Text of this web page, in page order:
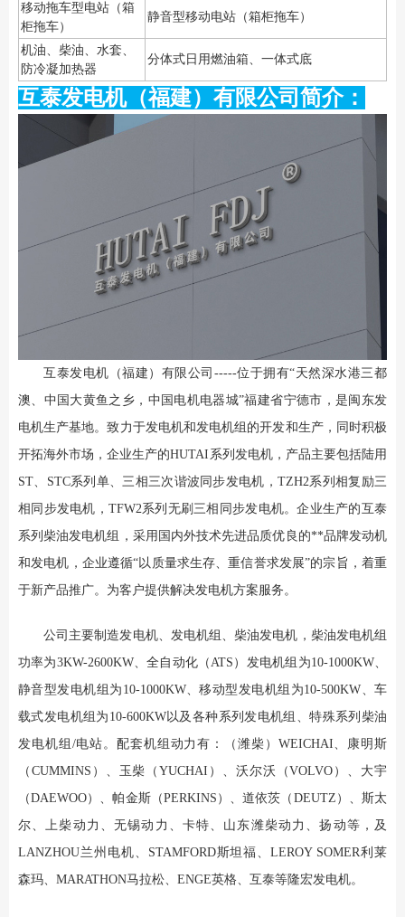
移动拖车型电站（箱
柜拖车）
静音型移动电站（箱柜拖车）
机油、柴油、水套、
防冷凝加热器
分体式日用燃油箱、一体式底
互泰发电机（福建）有限公司简介：
互泰发电机（福建）有限公司-----位于拥有“天然深水港三都
澳、中国大黄鱼之乡，中国电机电器城”福建省宁德市，是闽东发
电机生产基地。致力于发电机和发电机组的开发和生产，同时积极
开拓海外市场，企业生产的HUTAI系列发电机，产品主要包括陆用
ST、STC系列单、三相三次谐波同步发电机，TZH2系列相复励三
相同步发电机，TFW2系列无刷三相同步发电机。企业生产的互泰
系列柴油发电机组，采用国内外技术先进品质优良的**品牌发动机
和发电机，企业遵循“以质量求生存、重信誉求发展”的宗旨，着重
于新产品推广。为客户提供解决发电机方案服务。
公司主要制造发电机、发电机组、柴油发电机，柴油发电机组
功率为3KW-2600KW、全自动化（ATS）发电机组为10-1000KW、
静音型发电机组为10-1000KW、移动型发电机组为10-500KW、车
载式发电机组为10-600KW以及各种系列发电机组、特殊系列柴油
发电机组/电站。配套机组动力有：（潍柴）WEICHAI、康明斯
（CUMMINS）、玉柴（YUCHAI）、沃尔沃（VOLVO）、大宇
（DAEWOO）、帕金斯（PERKINS）、道依茨（DEUTZ）、斯太
尔、上柴动力、无锡动力、卡特、山东潍柴动力、扬动等，及
LANZHOU兰州电机、STAMFORD斯坦福、LEROY SOMER利莱
森玛、MARATHON马拉松、ENGE英格、互泰等隆宏发电机。